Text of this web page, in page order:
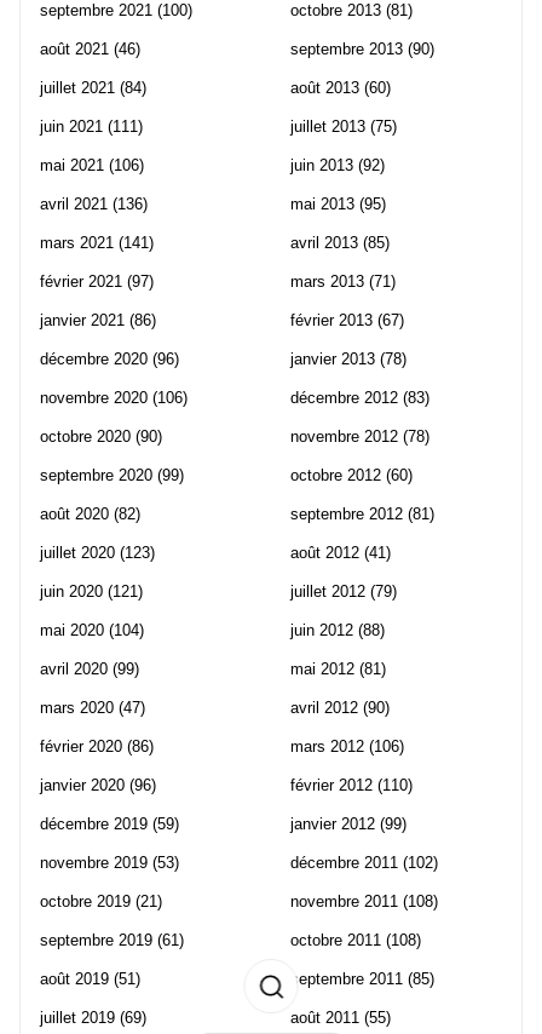
septembre 2021 (100)
août 2021 (46)
juillet 2021 (84)
juin 2021 (111)
mai 2021 (106)
avril 2021 (136)
mars 2021 (141)
février 2021 (97)
janvier 2021 (86)
décembre 2020 (96)
novembre 2020 (106)
octobre 2020 (90)
septembre 2020 (99)
août 2020 (82)
juillet 2020 (123)
juin 2020 (121)
mai 2020 (104)
avril 2020 (99)
mars 2020 (47)
février 2020 (86)
janvier 2020 (96)
décembre 2019 (59)
novembre 2019 (53)
octobre 2019 (21)
septembre 2019 (61)
août 2019 (51)
juillet 2019 (69)
octobre 2013 (81)
septembre 2013 (90)
août 2013 (60)
juillet 2013 (75)
juin 2013 (92)
mai 2013 (95)
avril 2013 (85)
mars 2013 (71)
février 2013 (67)
janvier 2013 (78)
décembre 2012 (83)
novembre 2012 (78)
octobre 2012 (60)
septembre 2012 (81)
août 2012 (41)
juillet 2012 (79)
juin 2012 (88)
mai 2012 (81)
avril 2012 (90)
mars 2012 (106)
février 2012 (110)
janvier 2012 (99)
décembre 2011 (102)
novembre 2011 (108)
octobre 2011 (108)
septembre 2011 (85)
août 2011 (55)